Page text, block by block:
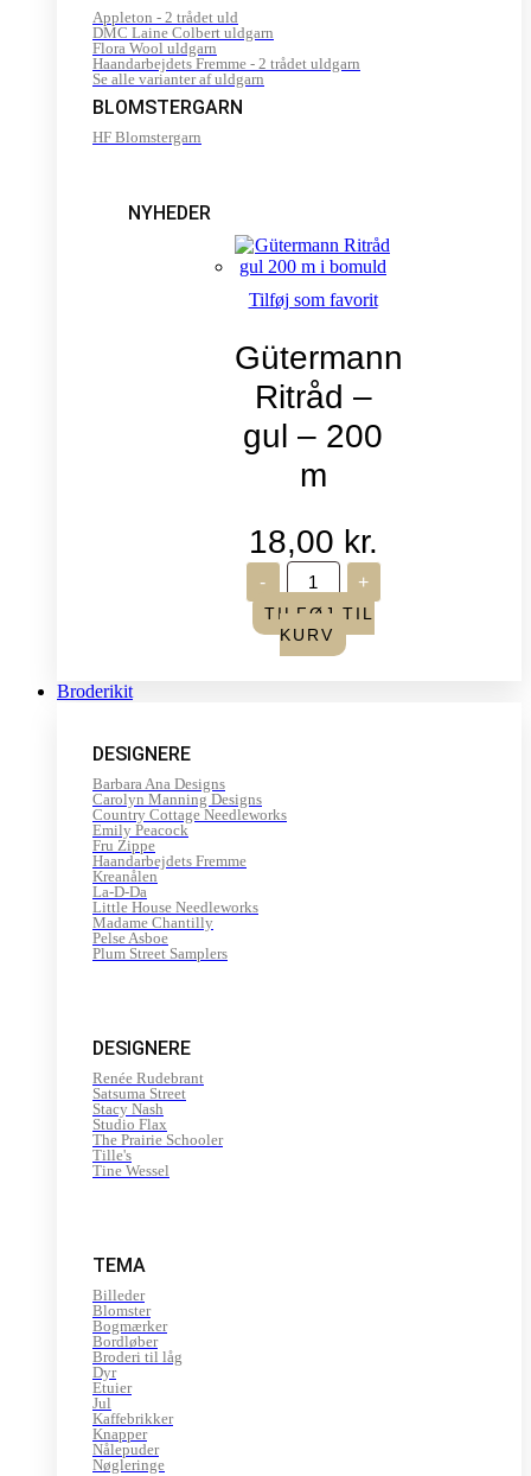
Appleton - 2 trådet uld
DMC Laine Colbert uldgarn
Flora Wool uldgarn
Haandarbejdets Fremme - 2 trådet uldgarn
Se alle varianter af uldgarn
BLOMSTERGARN
HF Blomstergarn
NYHEDER
Tilføj som favorit
Gütermann
Ritråd –
gul – 200
m
18,00 kr.
-
Gütermann
Ritråd
-
gul
-
+
TILFØJ TIL
KURV
Broderikit
DESIGNERE
Barbara Ana Designs
Carolyn Manning Designs
Country Cottage Needleworks
Emily Peacock
Fru Zippe
Haandarbejdets Fremme
Kreanålen
La-D-Da
Little House Needleworks
Madame Chantilly
Pelse Asboe
Plum Street Samplers
DESIGNERE
Renée Rudebrant
Satsuma Street
Stacy Nash
Studio Flax
The Prairie Schooler
Tille's
Tine Wessel
TEMA
Billeder
Blomster
Bogmærker
Bordløber
Broderi til låg
Dyr
Etuier
Jul
Kaffebrikker
Knapper
Nålepuder
Nøgleringe